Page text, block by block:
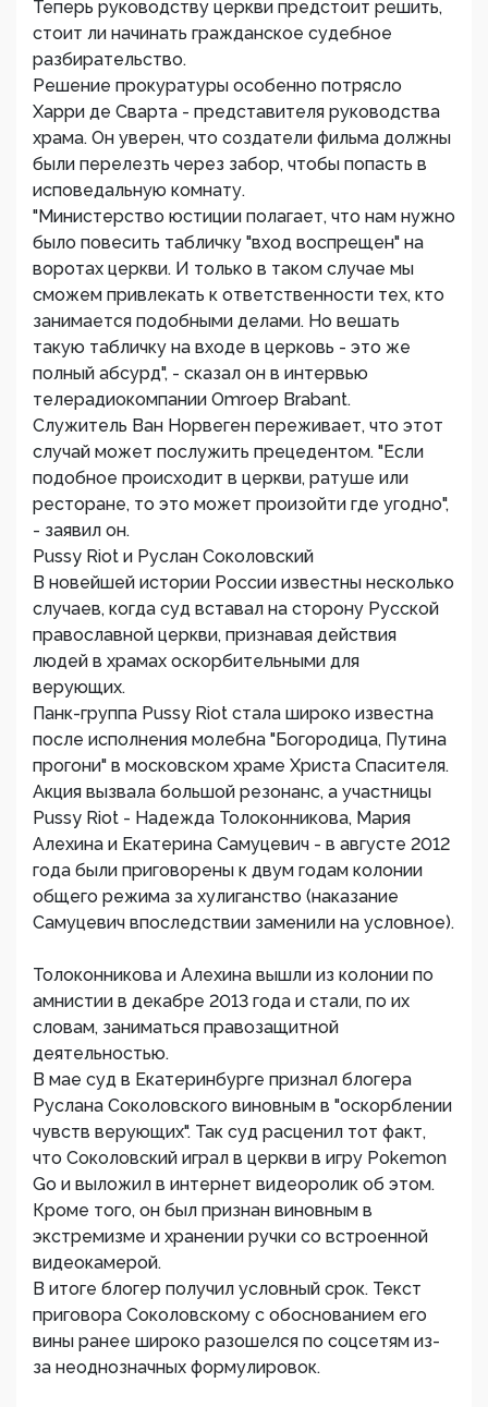
Теперь руководству церкви предстоит решить,
стоит ли начинать гражданское судебное
разбирательство.
Решение прокуратуры особенно потрясло
Харри де Сварта - представителя руководства
храма. Он уверен, что создатели фильма должны
были перелезть через забор, чтобы попасть в
исповедальную комнату.
"Министерство юстиции полагает, что нам нужно
было повесить табличку "вход воспрещен" на
воротах церкви. И только в таком случае мы
сможем привлекать к ответственности тех, кто
занимается подобными делами. Но вешать
такую табличку на входе в церковь - это же
полный абсурд", - сказал он в интервью
телерадиокомпании Omroep Brabant.
Служитель Ван Норвеген переживает, что этот
случай может послужить прецедентом. "Если
подобное происходит в церкви, ратуше или
ресторане, то это может произойти где угодно",
- заявил он.
Pussy Riot и Руслан Соколовский
В новейшей истории России известны несколько
случаев, когда суд вставал на сторону Русской
православной церкви, признавая действия
людей в храмах оскорбительными для
верующих.
Панк-группа Pussy Riot стала широко известна
после исполнения молебна "Богородица, Путина
прогони" в московском храме Христа Спасителя.
Акция вызвала большой резонанс, а участницы
Pussy Riot - Надежда Толоконникова, Мария
Алехина и Екатерина Самуцевич - в августе 2012
года были приговорены к двум годам колонии
общего режима за хулиганство (наказание
Самуцевич впоследствии заменили на условное).
Толоконникова и Алехина вышли из колонии по
амнистии в декабре 2013 года и стали, по их
словам, заниматься правозащитной
деятельностью.
В мае суд в Екатеринбурге признал блогера
Руслана Соколовского виновным в "оскорблении
чувств верующих". Так суд расценил тот факт,
что Соколовский играл в церкви в игру Pokemon
Go и выложил в интернет видеоролик об этом.
Кроме того, он был признан виновным в
экстремизме и хранении ручки со встроенной
видеокамерой.
В итоге блогер получил условный срок. Текст
приговора Соколовскому с обоснованием его
вины ранее широко разошелся по соцсетям из-
за неоднозначных формулировок.